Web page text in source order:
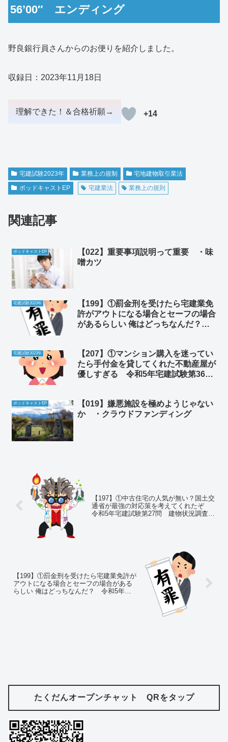
56’00″ エンディング
野良銀行員さんからのお便りを紹介しました。
収録日：2023年11月18日
+14
宅建試験2023年 業務上の規制
宅地建物取引業法
ポッドキャストEP
宅建業法 業務上の規則
関連記事
ポッドキャストEP
【022】重要事項説明って重要 ・味
噌カツ
宅建試験2023年
【199】①罰金刑を受けたら宅建業免
許がアウトになる場合とセーフの場合
があるらしい 俺はどっちなんだ？
婚していた 俺は結婚した事さえ何
も聞いていないぞ
宅建試験2023年
【207】①マンション購入を迷ってい
たら手付金を貸してくれた不動産屋が
優しすぎる 令和5年宅建試験第36
ポッドキャストEP
【019】嫌悪施設を極めようじゃない
か ・クラウドファンディング
【197】①中古住宅の人気が無い？国土交
通省が最強の対応策を考えてくれたぞ
令和5年宅建試験第27問 建物状況調査
【199】①罰金刑を受けたら宅建業免許が
アウトになる場合とセーフの場合がある
らしい 俺はどっちなんだ？ 令和5年宅
たくだんオープンチャット QRをタップ